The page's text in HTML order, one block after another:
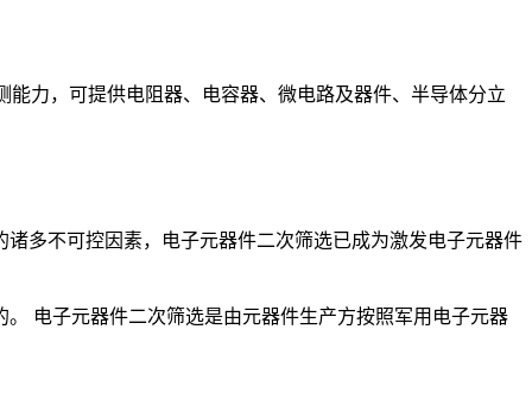
力，可提供电阻器、电容器、微电路及器件、半导体分立
多不可控因素，电子元器件二次筛选已成为激发电子元器件
电子元器件二次筛选是由元器件生产方按照军用电子元器